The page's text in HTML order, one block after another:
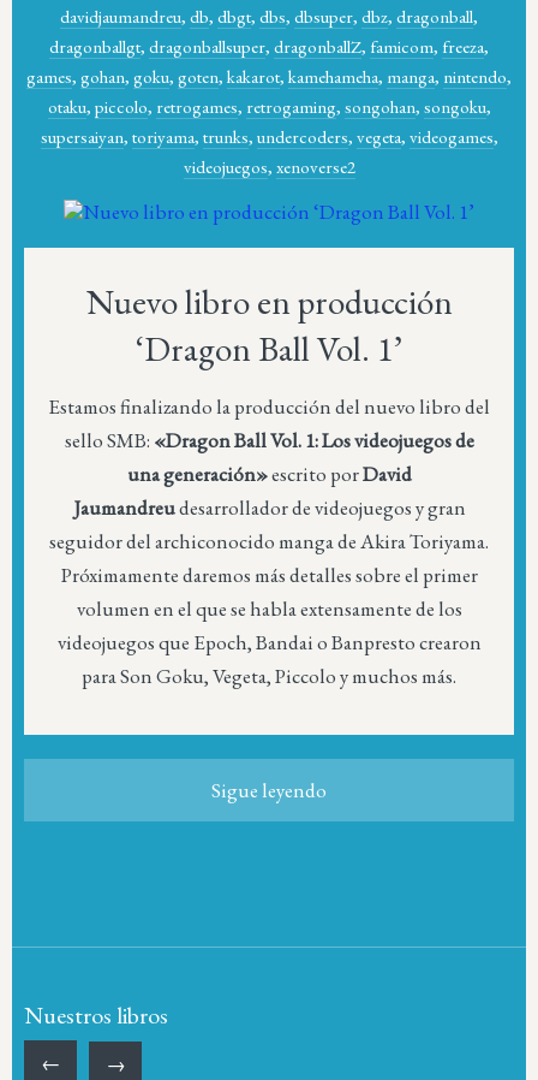
davidjaumandreu, db, dbgt, dbs, dbsuper, dbz, dragonball,
dragonballgt, dragonballsuper, dragonballZ, famicom, freeza,
games, gohan, goku, goten, kakarot, kamehameha, manga, nintendo,
otaku, piccolo, retrogames, retrogaming, songohan, songoku,
supersaiyan, toriyama, trunks, undercoders, vegeta, videogames,
videojuegos, xenoverse2
Nuevo libro en producción
‘Dragon Ball Vol. 1’
Estamos finalizando la producción del nuevo libro del
sello SMB: «Dragon Ball Vol. 1: Los videojuegos de
una generación»escrito porDavid
Jaumandreudesarrollador de videojuegos y gran
seguidor del archiconocido manga de Akira Toriyama.
Próximamente daremos más detalles sobre el primer
volumen en el que se habla extensamente de los
videojuegos que Epoch, Bandai o Banpresto crearon
para Son Goku, Vegeta, Piccolo y muchos más.
Sigue leyendo
Nuestros libros
← →